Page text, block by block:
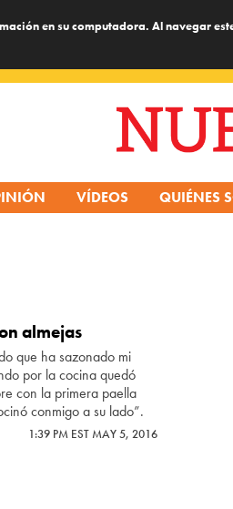
en su computadora. Al navegar
VÍDEOS QUIÉNES
almejas
que ha sazonado mi
por la cocina quedó
con la primera paella
conmigo a su lado”.
1:39 PM EST MAY 5, 2016